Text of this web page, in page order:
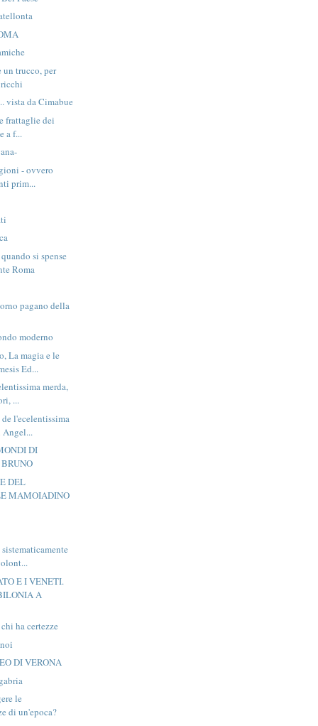
un trucco, per
vista da Cimabue
frattaglie dei
a f...
- ovvero
prim...
si spense
Roma
pagano della
moderno
La magia e le
Ed...
merda,
...
l'ecelentissima
DI
DEL
MAMOIADINO
E I VENETI.
A
ha certezze
DI VERONA
le
di un'epoca?